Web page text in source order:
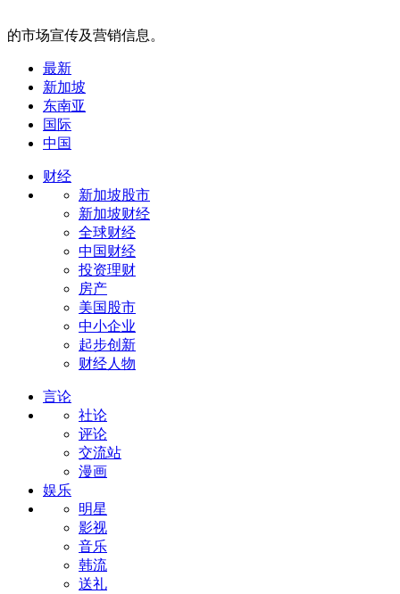
的市场宣传及营销信息。
最新
新加坡
东南亚
国际
中国
财经
新加坡股市
新加坡财经
全球财经
中国财经
投资理财
房产
美国股市
中小企业
起步创新
财经人物
言论
社论
评论
交流站
漫画
娱乐
明星
影视
音乐
韩流
送礼